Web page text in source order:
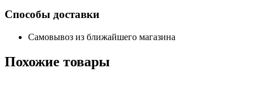
Способы доставки
Самовывоз из ближайшего магазина
Похожие товары